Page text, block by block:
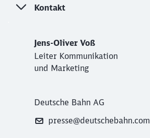
Kontakt
Jens-Oliver Voß
Leiter Kommunikation
und Marketing
Deutsche Bahn AG
presse@deutschebahn.com